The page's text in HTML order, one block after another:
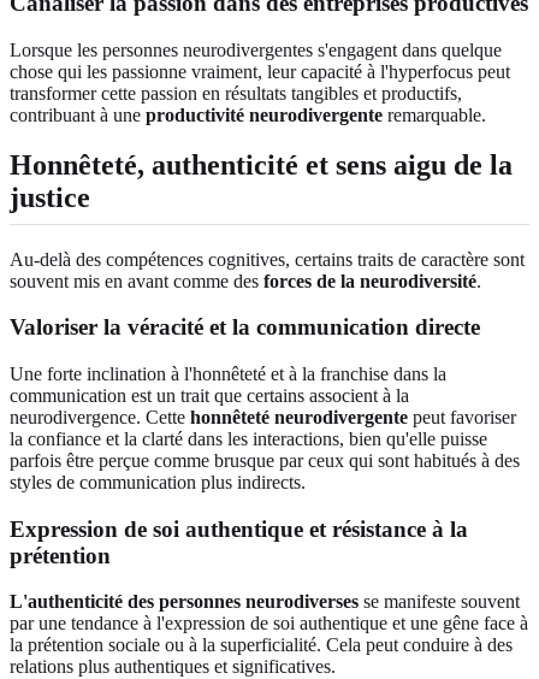
Lorsque les personnes neurodivergentes s'engagent dans quelque
chose qui les passionne vraiment, leur capacité à l'hyperfocus peut
transformer cette passion en résultats tangibles et productifs,
contribuant à une productivité neurodivergente remarquable.
Honnêteté, authenticité et sens aigu de la
justice
Au-delà des compétences cognitives, certains traits de caractère sont
souvent mis en avant comme des forces de la neurodiversité.
Valoriser la véracité et la communication directe
Une forte inclination à l'honnêteté et à la franchise dans la
communication est un trait que certains associent à la
neurodivergence. Cette honnêteté neurodivergente peut favoriser
la confiance et la clarté dans les interactions, bien qu'elle puisse
parfois être perçue comme brusque par ceux qui sont habitués à des
styles de communication plus indirects.
Expression de soi authentique et résistance à la
prétention
L'authenticité des personnes neurodiverses se manifeste souvent
par une tendance à l'expression de soi authentique et une gêne face à
la prétention sociale ou à la superficialité. Cela peut conduire à des
relations plus authentiques et significatives.